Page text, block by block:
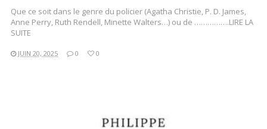
Que ce soit dans le genre du policier (Agatha Christie, P. D. James,
Anne Perry, Ruth Rendell, Minette Walters…) ou de …………….LIRE LA
SUITE
JUIN 20, 2025 0 0